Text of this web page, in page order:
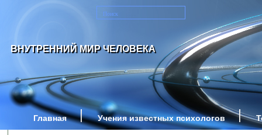
ВНУТРЕННИЙ МИР ЧЕЛОВЕКА
Главная Учения известных психологов